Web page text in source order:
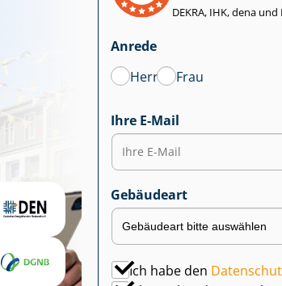
DEKRA, IHK, dena und
Anrede
Herr
Frau
Ihre E-Mail
Gebäudeart
Ich habe den